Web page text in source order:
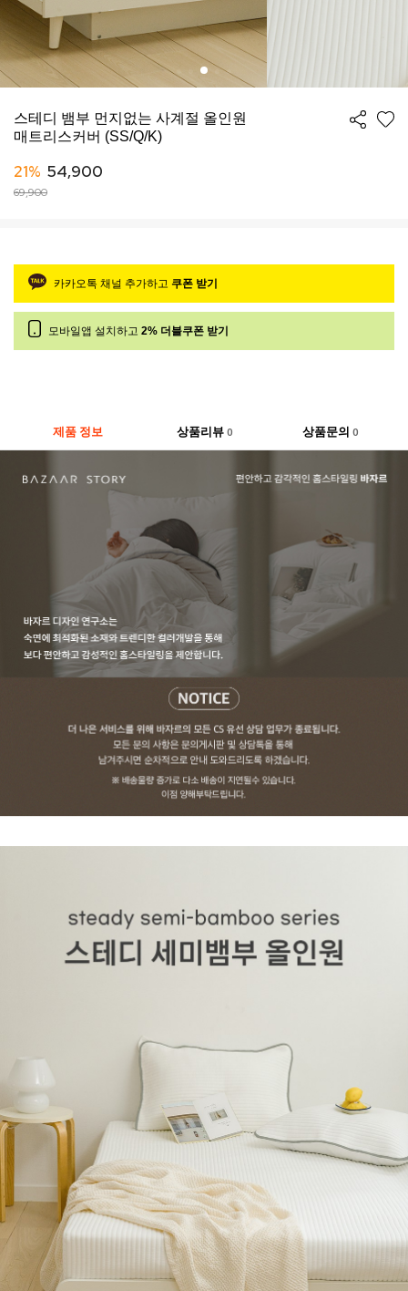
스테디 뱀부 먼지없는 사계절 올인원
매트리스커버 (SS/Q/K)
21% 54,900
69,900
카카오톡 채널 추가하고 쿠폰 받기
모바일앱 설치하고 2% 더블쿠폰 받기
제품 정보 상품리뷰 0 상품문의0